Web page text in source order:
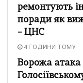
ремонтують
поради як
– ЦНС
4 ГОДИНИ ТОМУ
Ворожа атака